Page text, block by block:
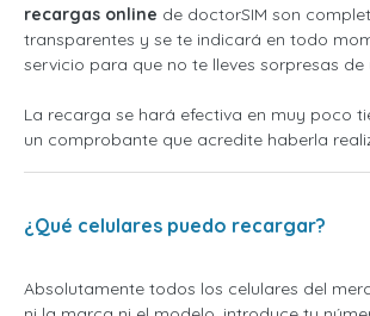
recargas online de doctorSIM son
transparentes y se te indicará en todo
servicio para que no te lleves sorpresas de
La recarga se hará efectiva en muy poco
un comprobante que acredite haberla
¿Qué celulares puedo recargar?
Absolutamente todos los celulares del